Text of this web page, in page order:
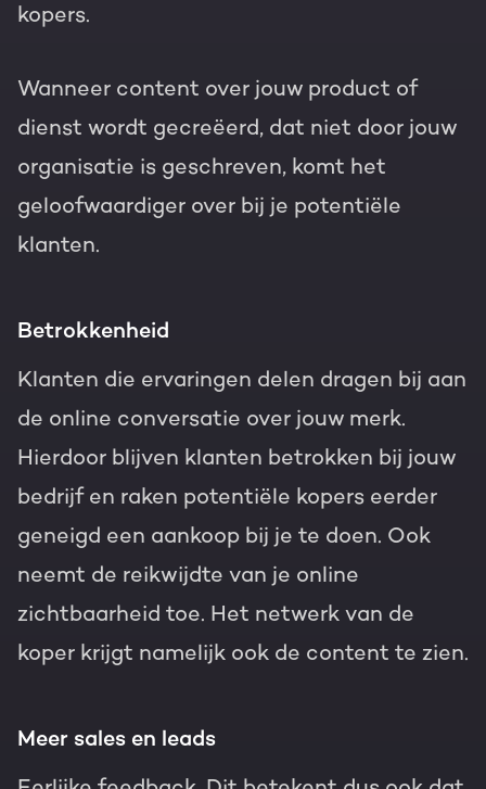
kopers.
Wanneer content over jouw product of
dienst wordt gecreëerd, dat niet door jouw
organisatie is geschreven, komt het
geloofwaardiger over bij je potentiële
klanten.
Betrokkenheid
Klanten die ervaringen delen dragen bij aan
de online conversatie over jouw merk.
Hierdoor blijven klanten betrokken bij jouw
bedrijf en raken potentiële kopers eerder
geneigd een aankoop bij je te doen. Ook
neemt de reikwijdte van je online
zichtbaarheid toe. Het netwerk van de
koper krijgt namelijk ook de content te zien.
Meer sales en leads